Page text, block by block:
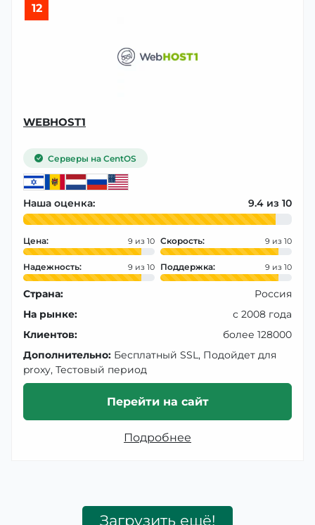
12
WEBHOST1
Серверы на CentOS
Наша оценка: 9.4
Цена: 9 Скорость: 9
Надежность: 9 Поддержка: 9
Страна:
Россия
На рынке:
с 2008 года
Клиентов:
более 128000
Дополнительно: Бесплатный SSL, Подойдет для
proxy, Тестовый период
Перейти на сайт
Подробнее
Загрузить ещё!